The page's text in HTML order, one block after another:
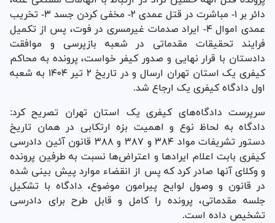
دائر بر ۱- مباشرت در قتل عمدی ۲- مخفی کردن جسد ۳- تخریب
عمدی اموال ۴- ایراد صدمات غیرمسری در فوت، پس از تکمیل
فرایند تحقیقات مقدماتی در شعبه بازپرسی و موافقت
دادستان با قرار نهایی و صدور کیفر خواست، پرونده به محاکم
کیفری یک استان تهران ارسال و در تاریخ ۲ تیر ۱۴۰۴ به شعبه
اول دادگاه کیفری یک ارجاع شد.
سرپرست دادگاه‌های کیفری یک استان تهران تصریح کرد:
دادگاه به لحاظ نوع و اهمیت بزه ارتکابی در همان تاریخ
دستور تشریفات مواد ۳۸۴ و ۳۸۷ و ۳۸۸ قانون آئین دادرسی
کیفری بابت اعلام ایراد‌ها و اعتراض‌ها نسبت به طرفین پرونده
و وکلای آنها صادر کرد که پس از انقضاء موارد پیش بینی شده
در قانون و وصول لوایح پیرامون موضوع، دادگاه با تشکیل
جلسه مقدماتی، پرونده را کامل و قابل طرح برای دادرسی
تشخیص داده است.